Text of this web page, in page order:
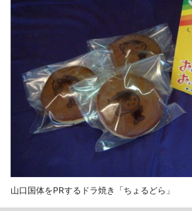
山口国体をPRするドラ焼き「ちょるどら」